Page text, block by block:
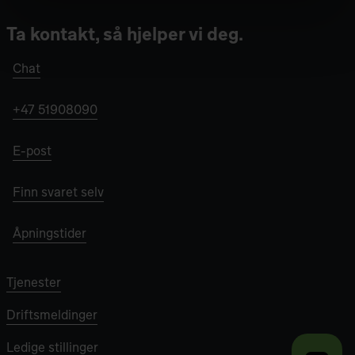
Ta kontakt, så hjelper vi deg.
Chat
+47 51908090
E-post
Finn svaret selv
Åpningstider
Tjenester
Driftsmeldinger
Ledige stillinger